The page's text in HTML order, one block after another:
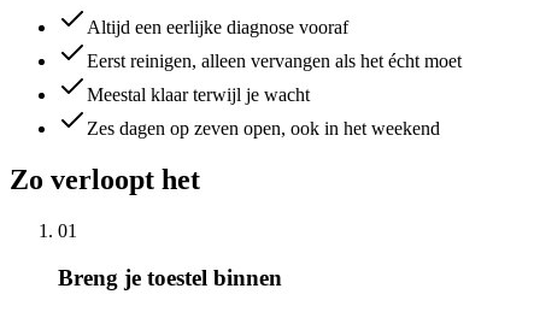
Altijd een eerlijke diagnose vooraf
Eerst reinigen, alleen vervangen als het écht moet
Meestal klaar terwijl je wacht
Zes dagen op zeven open, ook in het weekend
Zo verloopt het
01
Breng je toestel binnen